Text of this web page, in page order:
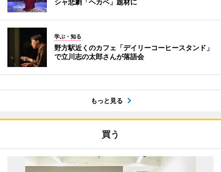
学ぶ・知る
野方駅近くのカフェ「デイリーコーヒースタンド」
で立川志の太郎さんが落語会
もっと見る
買う